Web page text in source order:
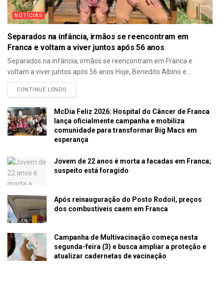
NOTÍCIAS
Separados na infância, irmãos se reencontram em
Franca e voltam a viver juntos após 56 anos
Separados na infância, irmãos se reencontram em Franca e
voltam a viver juntos após 56 anos Hoje, Benedito Albino e...
CONTINUE LENDO
McDia Feliz 2026: Hospital do Câncer de Franca
lança oficialmente campanha e mobiliza
comunidade para transformar Big Macs em
esperança
Jovem de 22 anos é morta a facadas em Franca;
suspeito está foragido
Após reinauguração do Posto Rodoil, preços
dos combustíveis caem em Franca
Campanha de Multivacinação começa nesta
segunda-feira (3) e busca ampliar a proteção e
atualizar cadernetas de vacinação